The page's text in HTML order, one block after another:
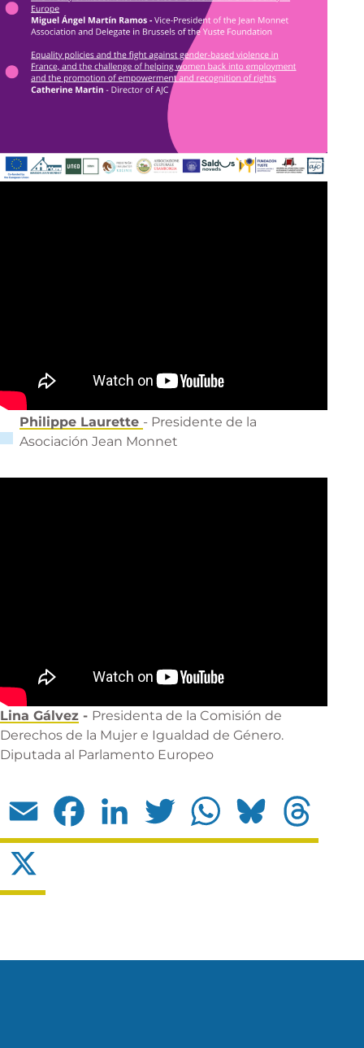
Philippe Laurette - Presidente de la
Asociación Jean Monnet
Lina Gálvez - Presidenta de la Comisión de
Derechos de la Mujer e Igualdad de Género.
Diputada al Parlamento Europeo
Email Facebook LinkedIn Twitter WhatsApp Bluesky